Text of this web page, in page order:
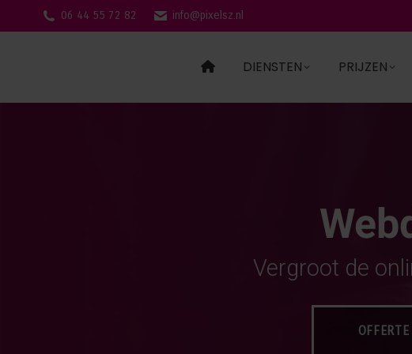
06 44 55 72 82 info@pixelsz.nl
DIENSTEN PRIJZEN
Vergroot de